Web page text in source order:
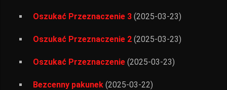
Oszukać Przeznaczenie 3 (2025-03-23)
Oszukać Przeznaczenie 2 (2025-03-23)
Oszukać Przeznaczenie (2025-03-23)
Bezcenny pakunek (2025-03-22)